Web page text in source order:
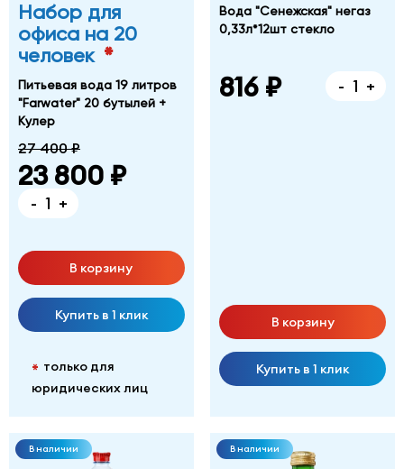
Набор для
офиса на 20
человек *
Питьевая вода 19 литров
"Farwater" 20 бутылей +
Кулер
27 400 ₽
23 800 ₽
- +
В корзину
Купить в 1 клик
* только для
юридических лиц
Вода "Сенежская" негаз
0,33л*12шт стекло
816 ₽ - +
В корзину
Купить в 1 клик
В наличии В наличии